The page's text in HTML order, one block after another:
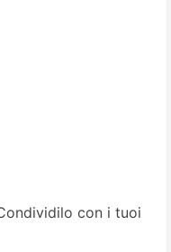
con i tuoi